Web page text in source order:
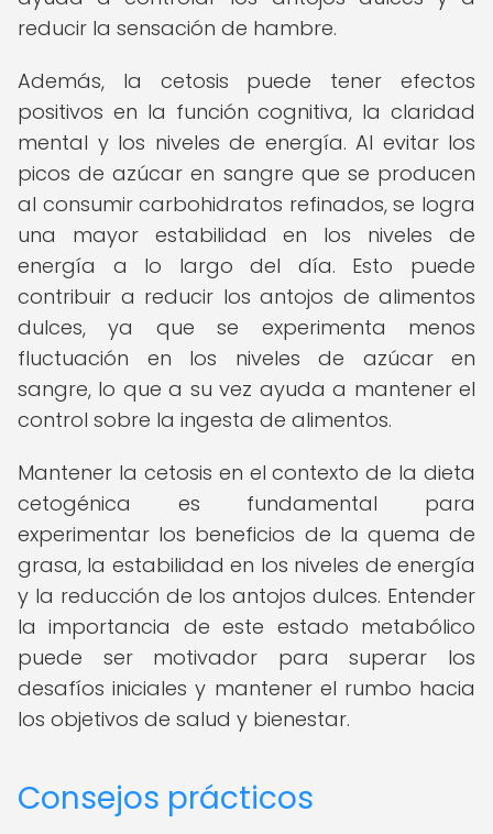
reducir la sensación de hambre.
Además, la cetosis puede tener efectos
positivos en la función cognitiva, la claridad
mental y los niveles de energía. Al evitar los
picos de azúcar en sangre que se producen
al consumir carbohidratos refinados, se logra
una mayor estabilidad en los niveles de
energía a lo largo del día. Esto puede
contribuir a reducir los antojos de alimentos
dulces, ya que se experimenta menos
fluctuación en los niveles de azúcar en
sangre, lo que a su vez ayuda a mantener el
control sobre la ingesta de alimentos.
Mantener la cetosis en el contexto de la dieta
cetogénica es fundamental para
experimentar los beneficios de la quema de
grasa, la estabilidad en los niveles de energía
y la reducción de los antojos dulces. Entender
la importancia de este estado metabólico
puede ser motivador para superar los
desafíos iniciales y mantener el rumbo hacia
los objetivos de salud y bienestar.
Consejos prácticos